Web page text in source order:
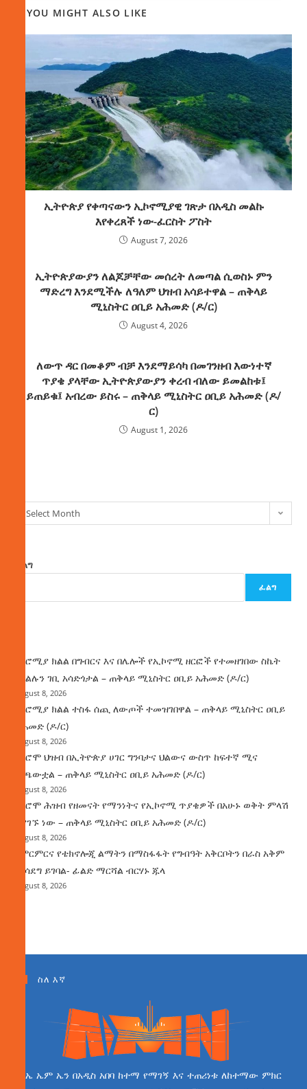
YOU MIGHT ALSO LIKE
ኢትዮጵያ የቀጣናውን ኢኮኖሚያዊ ገጽታ በአዲስ መልኩ
እየቀረጸች ነው-ፈርስት ፖስት
August 7, 2026
ኢትዮጵያውያን ለልጆቻቸው መሰረት ለመጣል ሲወስኑ ምን
ማድረግ እንደሚችሉ ለዓለም ህዝብ አሳይተዋል – ጠቅላይ
ሚኒስትር ዐቢይ አሕመድ (ዶ/ር)
August 4, 2026
ለውጥ ዳር በመቆም ብቻ እንደማይሳካ በመገንዘብ እውነተኛ
ጥያቄ ያላቸው ኢትዮጵያውያን ቀረብ ብለው ይመልከቱ፤
ይጠይቁ፤ አብረው ይስሩ – ጠቅላይ ሚኒስትር ዐቢይ አሕመድ (ዶ/
ር)
August 1, 2026
Select Month
ፈልግ
ፈልግ
በኦሮሚያ ክልል በግብርና እና በሌሎች የኢኮኖሚ ዘርፎች የተመዘገበው ስኬት
የክልሉን ገቢ አሳድጎታል – ጠቅላይ ሚኒስትር ዐቢይ አሕመድ (ዶ/ር)
August 8, 2026
በኦሮሚያ ክልል ተስፋ ሰጪ ለውጦች ተመዝገበዋል – ጠቅላይ ሚኒስትር ዐቢይ
አሕመድ (ዶ/ር)
August 8, 2026
የኦሮሞ ህዝብ በኢትዮጵያ ሀገር ግንባታና ህልውና ውስጥ ከፍተኛ ሚና
ተጫውቷል – ጠቅላይ ሚኒስትር ዐቢይ አሕመድ (ዶ/ር)
August 8, 2026
የኦሮሞ ሕዝብ የዘመናት የማንነትና የኢኮኖሚ ጥያቄዎች በአሁኑ ወቅት ምላሽ
እያገኙ ነው – ጠቅላይ ሚኒስትር ዐቢይ አሕመድ (ዶ/ር)
August 8, 2026
የምርምርና የቴክኖሎጂ ልማትን በማስፋፋት የግብዓት አቅርቦትን በራስ አቅም
ማሳደግ ይገባል- ፊልድ ማርሻል ብርሃኑ ጁላ
August 8, 2026
ስለ እኛ
ኤ ኤም ኤን በአዲስ አበባ ከተማ የማገኝ እና ተጠሪነቱ ለከተማው ምክር